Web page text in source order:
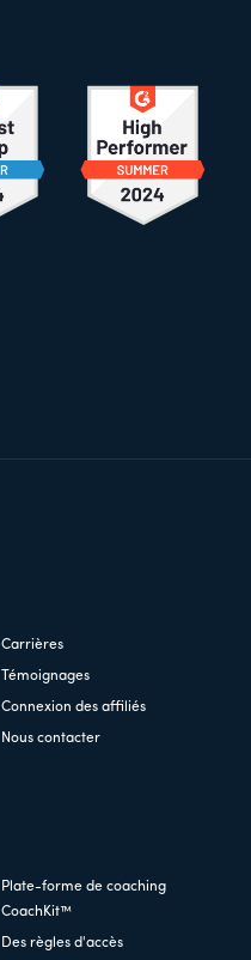
Carrières
Témoignages
Connexion des affiliés
Nous contacter
Plate-forme de coaching
CoachKit™
Des règles d'accès